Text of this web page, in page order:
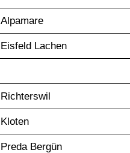
Alpamare
Eisfeld Lachen
Richterswil
Kloten
Preda Bergün